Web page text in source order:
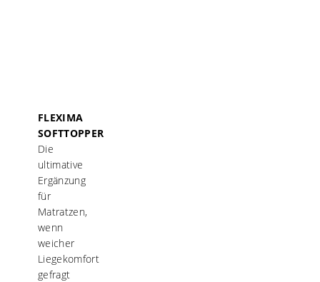
FLEXIMA
SOFTTOPPER
Die
ultimative
Ergänzung
für
Matratzen,
wenn
weicher
Liegekomfort
gefragt